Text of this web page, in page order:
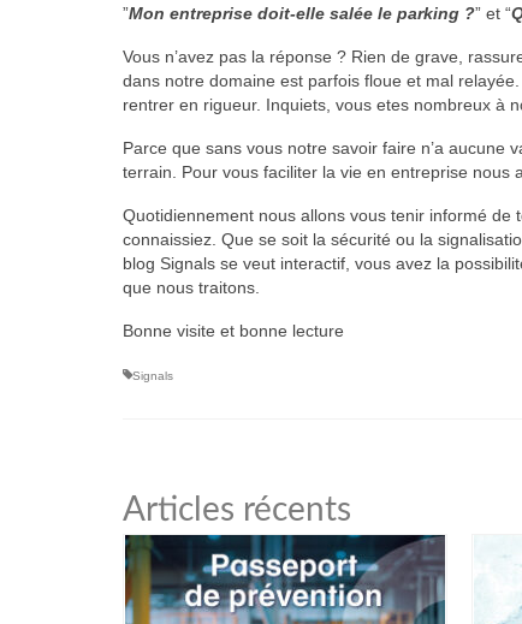
”Mon entreprise doit-elle salée le parking ?” et “
Vous n’avez pas la réponse ? Rien de grave,
dans notre domaine est parfois floue et mal
rentrer en rigueur. Inquiets, vous etes nombreux à
Parce que sans vous notre savoir faire n’a aucune
terrain. Pour vous faciliter la vie en entreprise nous
Quotidiennement nous allons vous tenir informé de
connaissiez. Que se soit la sécurité ou la
blog Signals se veut interactif, vous avez la
que nous traitons.
Bonne visite et bonne lecture
Signals
Articles récents